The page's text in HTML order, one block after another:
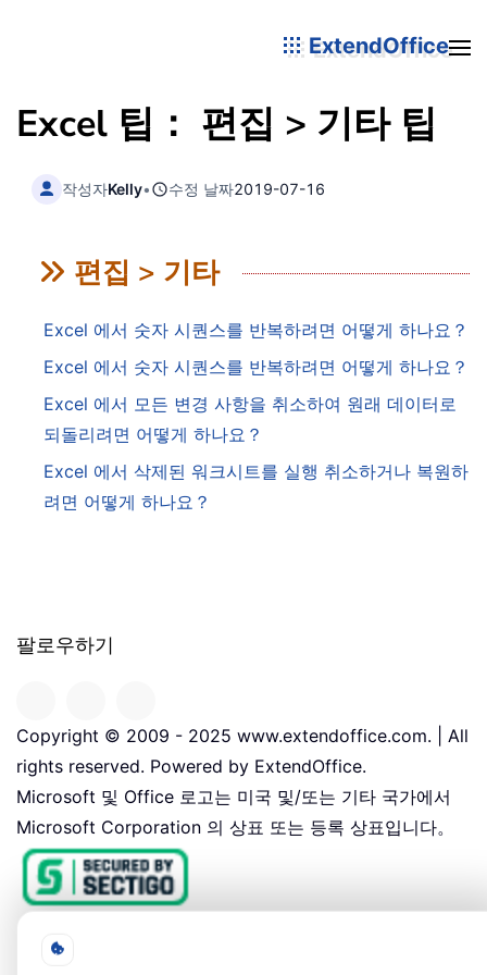
ExtendOffice
Excel 팁： 편집 > 기타 팁
작성자Kelly• 수정 날짜2019-07-16
편집 > 기타
Excel 에서 숫자 시퀀스를 반복하려면 어떻게 하나요？
Excel 에서 숫자 시퀀스를 반복하려면 어떻게 하나요？
Excel 에서 모든 변경 사항을 취소하여 원래 데이터로
되돌리려면 어떻게 하나요？
Excel 에서 삭제된 워크시트를 실행 취소하거나 복원하
려면 어떻게 하나요？
팔로우하기
Copyright © 2009 - 2025 www.extendoffice.com. | All
rights reserved. Powered by ExtendOffice.
Microsoft 및 Office 로고는 미국 및/또는 기타 국가에서
Microsoft Corporation 의 상표 또는 등록 상표입니다。